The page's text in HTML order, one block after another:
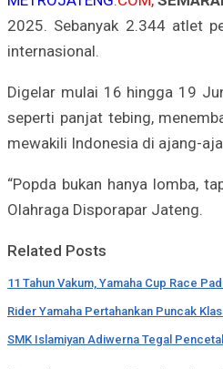
2025. Sebanyak 2.344 atlet
internasional.
Digelar mulai 16 hingga 19
seperti panjat tebing,
mewakili Indonesia di ajang-
“Popda bukan hanya lomba,
Olahraga Disporapar Jateng.
Related Posts
11 Tahun Vakum, Yamaha Cup Race
Rider Yamaha Pertahankan Puncak
SMK Islamiyan Adiwerna Tegal